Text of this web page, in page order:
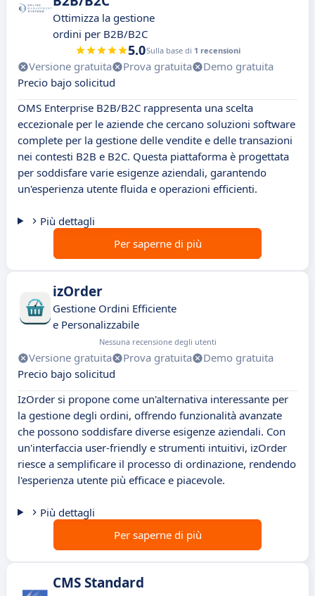
Ottimizza la gestione
ordini per B2B/B2C
5.0Sulla base di 1 recensioni
Versione gratuita Prova gratuita
Demo gratuita
Precio bajo solicitud
OMS Enterprise B2B/B2C rappresenta una scelta
eccezionale per le aziende che cercano soluzioni software
complete per la gestione delle vendite e delle transazioni
nei contesti B2B e B2C. Questa piattaforma è progettata
per soddisfare varie esigenze aziendali, garantendo
un'esperienza utente fluida e operazioni efficienti.
Più dettagli
Per saperne di più
izOrder
Gestione Ordini Efficiente
e Personalizzabile
Nessuna recensione degli utenti
Versione gratuita Prova gratuita
Demo gratuita
Precio bajo solicitud
IzOrder si propone come un'alternativa interessante per
la gestione degli ordini, offrendo funzionalità avanzate
che possono soddisfare diverse esigenze aziendali. Con
un'interfaccia user-friendly e strumenti intuitivi, izOrder
riesce a semplificare il processo di ordinazione, rendendo
l'esperienza utente più efficace e piacevole.
Più dettagli
Per saperne di più
CMS Standard